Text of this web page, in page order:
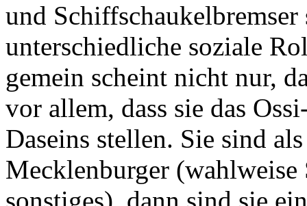
und
unterschiedliche soziale
gemein scheint nicht nur,
vor allem, dass sie das
Daseins stellen. Sie sind
Mecklenburger
sonstiges), dann sind sie